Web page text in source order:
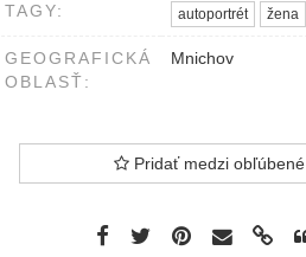
TAGY: autoportrét žena
GEOGRAFICKÁ
OBLASŤ:
Mnichov
Pridať medzi obľúbené